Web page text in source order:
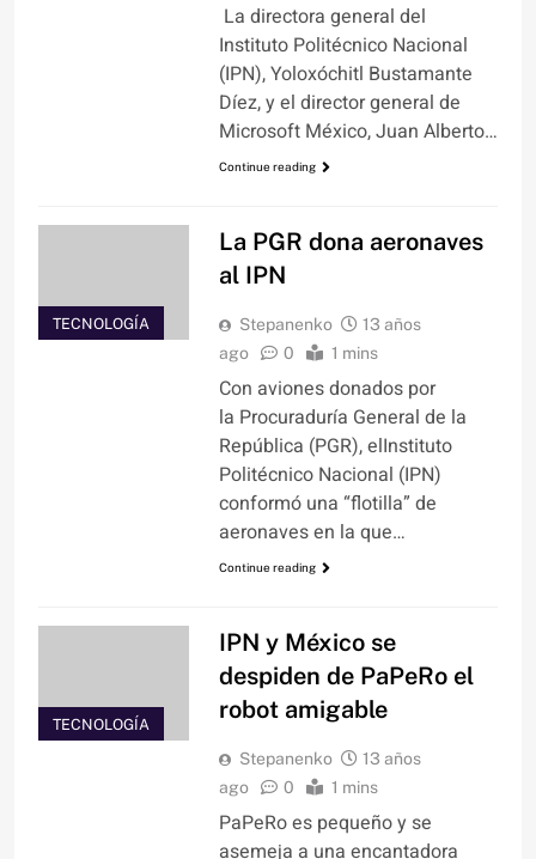
La directora general del
Instituto Politécnico Nacional
(IPN), Yoloxóchitl Bustamante
Díez, y el director general de
Microsoft México, Juan Alberto…
Continue reading
TECNOLOGÍA
La PGR dona aeronaves
al IPN
Stepanenko
13 años
ago
0 1 mins
Con aviones donados por
la Procuraduría General de la
República (PGR), elInstituto
Politécnico Nacional (IPN)
conformó una “flotilla” de
aeronaves en la que…
Continue reading
TECNOLOGÍA
IPN y México se
despiden de PaPeRo el
robot amigable
Stepanenko
13 años
ago
0 1 mins
PaPeRo es pequeño y se
asemeja a una encantadora